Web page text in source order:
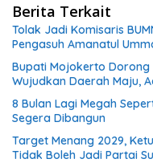
Berita Terkait
Tolak Jadi Komisaris
Pengasuh Amanatul
Bupati Mojokerto Dorong
Wujudkan Daerah Maju,
8 Bulan Lagi Megah
Segera Dibangun
Target Menang 2029,
Tidak Boleh Jadi Partai